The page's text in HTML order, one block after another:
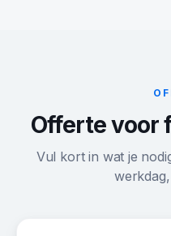
Offerte voor
Vul kort in wat je